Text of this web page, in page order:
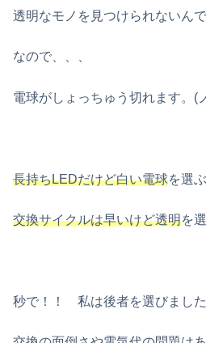
透明なモノを見つけられないんで
なので、、、
電球がしょっちゅう切れます。(
長持ちLEDだけど白い電球を選ぶ
交換サイクルは早いけど透明を
秒で！！ 私は後者を選びました